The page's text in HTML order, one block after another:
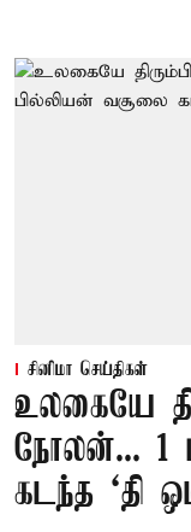
சினிமா செய்திகள்
உலகையே
நோலன்... 1
கடந்த ‘தி